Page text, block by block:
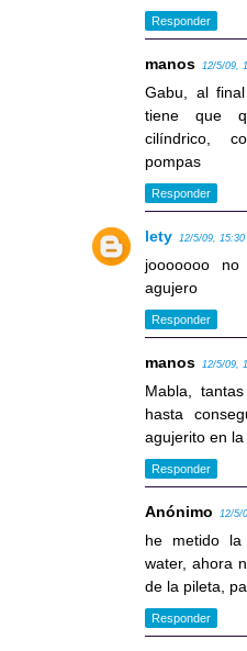
Responder
manos 12/5/09,
Gabu, al
tiene que
cilíndrico,
pompas
Responder
lety 12/5/09, 15:30
jooooooo
agujero
Responder
manos 12/5/09,
Mabla,
hasta
agujerito en la
Responder
Anónimo 12/5/
he metido
water, ahora
de la pileta,
Responder